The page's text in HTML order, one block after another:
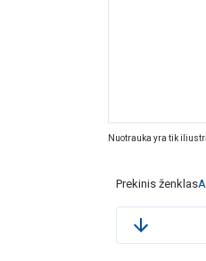
Nuotrauka yra tik
Prekinis ženklas